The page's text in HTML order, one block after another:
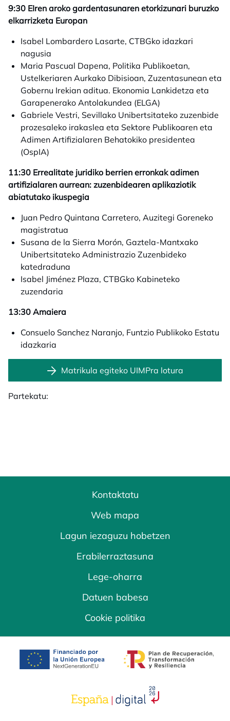
9:30 EIren aroko gardentasunaren etorkizunari buruzko
elkarrizketa Europan
Isabel Lombardero Lasarte, CTBGko idazkari
nagusia
Maria Pascual Dapena, Politika Publikoetan,
Ustelkeriaren Aurkako Dibisioan, Zuzentasunean eta
Gobernu Irekian aditua. Ekonomia Lankidetza eta
Garapenerako Antolakundea (ELGA)
Gabriele Vestri, Sevillako Unibertsitateko zuzenbide
prozesaleko irakaslea eta Sektore Publikoaren eta
Adimen Artifizialaren Behatokiko presidentea
(OspIA)
11:30 Errealitate juridiko berrien erronkak adimen
artifizialaren aurrean: zuzenbidearen aplikaziotik
abiatutako ikuspegia
Juan Pedro Quintana Carretero, Auzitegi Goreneko
magistratua
Susana de la Sierra Morón, Gaztela-Mantxako
Unibertsitateko Administrazio Zuzenbideko
katedraduna
Isabel Jiménez Plaza, CTBGko Kabineteko
zuzendaria
13:30 Amaiera
Consuelo Sanchez Naranjo, Funtzio Publikoko Estatu
idazkaria
Matrikula egiteko UIMPra lotura
Partekatu:
Kontaktatu
Web mapa
Lagun iezaguzu hobetzen
Erabilerraztasuna
Lege-oharra
Datuen babesa
Cookie politika
opens in a new tab opens in a new
opens in a new tab